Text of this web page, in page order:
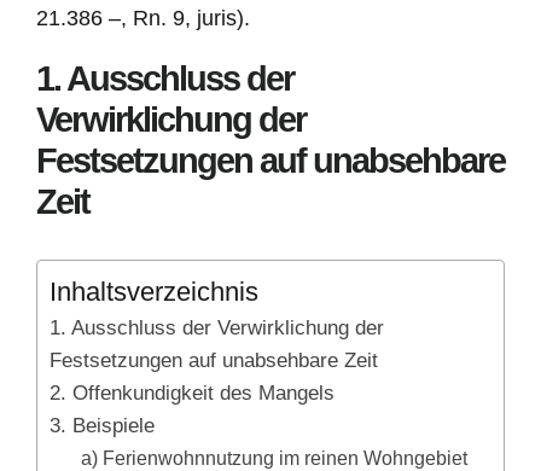
21.386 –, Rn. 9, juris).
1. Ausschluss der
Verwirklichung der
Festsetzungen auf unabsehbare
Zeit
Inhaltsverzeichnis
1. Ausschluss der Verwirklichung der
Festsetzungen auf unabsehbare Zeit
2. Offenkundigkeit des Mangels
3. Beispiele
a) Ferienwohnnutzung im reinen Wohngebiet